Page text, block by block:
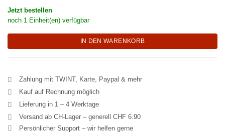
Jetzt bestellen
noch 1 Einheit(en) verfügbar
IN DEN WARENKORB
Zahlung mit TWINT, Karte, Paypal & mehr
Kauf auf Rechnung möglich
Lieferung in 1 – 4 Werktage
Versand ab CH‑Lager – generell CHF 6.90
Persönlicher Support – wir helfen gerne